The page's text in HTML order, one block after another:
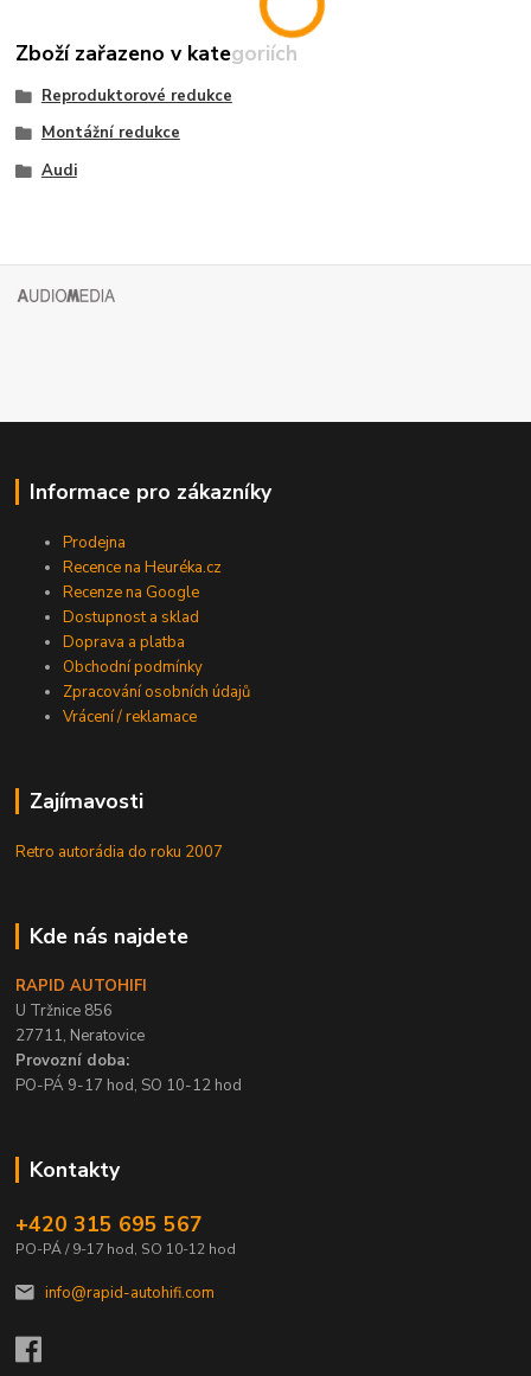
Zboží zařazeno v kategoriích
Reproduktorové redukce
Montážní redukce
Audi
Informace pro zákazníky
Prodejna
Recence na Heuréka.cz
Recenze na Google
Dostupnost a sklad
Doprava a platba
Obchodní podmínky
Zpracování osobních údajů
Vrácení / reklamace
Zajímavosti
Retro autorádia do roku 2007
Kde nás najdete
RAPID AUTOHIFI
U Tržnice 856
27711, Neratovice
Provozní doba:
PO-PÁ 9-17 hod, SO 10-12 hod
Kontakty
+420 315 695 567
PO-PÁ / 9-17 hod, SO 10-12 hod
info@rapid-autohifi.com